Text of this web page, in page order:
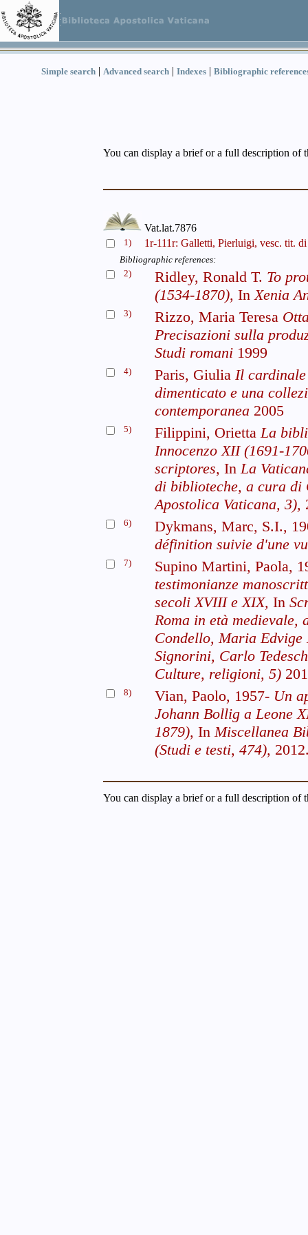
Simple search | Advanced search | Indexes | Bibliographic
You can display a brief or a full description of
Vat.lat.7876
1) 1r-111r: Galletti, Pierluigi, vesc. tit.
Bibliographic references:
2)
Ridley, Ronald T. To
(1534-1870), InXenia
3) Rizzo, Maria Teresa
Precisazioni sulla
Studi romani 1999
4) Paris, Giulia Il
dimenticato e una
contemporanea 2005
5) Filippini, OriettaLa
Innocenzo XII (1691-
scriptores, InLa
di biblioteche, a cura di
Apostolica Vaticana, 3),
6)
Dykmans, Marc, S.I.,
définition suivie d'une
7)
Supino Martini, Paola,
testimonianze
secoli XVIII e XIX, In
Roma in età
Condello, Maria
Signorini, Carlo
Culture, religioni, 5)
8) Vian, Paolo, 1957- Un
Johann Bollig a Leone
1879), InMiscellanea
(Studi e testi, 474),
You can display a brief or a full description of